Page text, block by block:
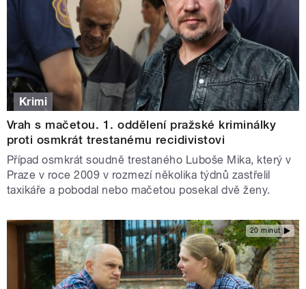
Krimi
Vrah s mačetou. 1. oddělení pražské kriminálky
proti osmkrát trestanému recidivistovi
Případ osmkrát soudně trestaného Luboše Mika, který v
Praze v roce 2009 v rozmezí několika týdnů zastřelil
taxikáře a pobodal nebo mačetou posekal dvě ženy.
20 minut